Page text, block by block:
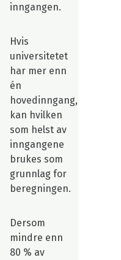
inngangen.
Hvis
universitetet
har mer enn
én
hovedinngang,
kan hvilken
som helst av
inngangene
brukes som
grunnlag for
beregningen.
Dersom
mindre enn
80 % av